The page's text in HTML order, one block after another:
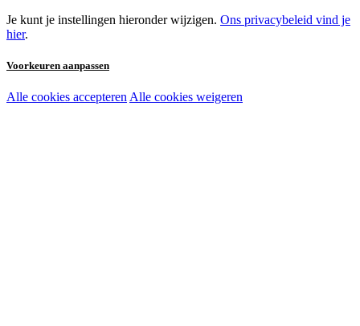
Je kunt je instellingen hieronder wijzigen. Ons privacybeleid vind je
hier.
Voorkeuren aanpassen
Noodzakelijke cookies:
Alle cookies accepteren Alle cookies weigeren